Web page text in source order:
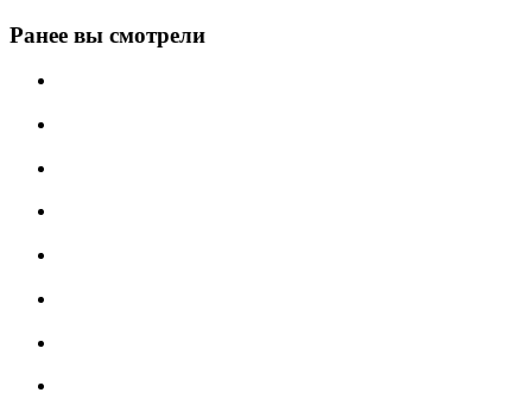
Ранее вы смотрели